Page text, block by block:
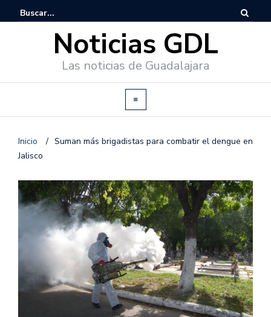
Noticias GDL
Las noticias de Guadalajara
Inicio / Suman más brigadistas para combatir el dengue en
Jalisco